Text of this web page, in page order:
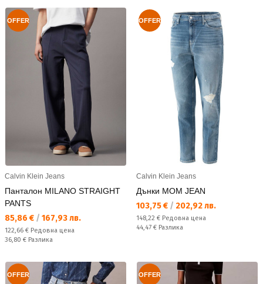
OFFER
Calvin Klein Jeans
Панталон MILANO STRAIGHT
PANTS
Текуща цена:
85,86 € / 167,93 лв.
Редовна цена:
122,66 € Редовна цена
Спестявате:
36,80 € Разлика
OFFER
Calvin Klein Jeans
Дънки MOM JEAN
Текуща цена:
103,75 € / 202,92 лв.
Редовна цена:
148,22 € Редовна цена
Спестявате:
44,47 € Разлика
OFFER OFFER